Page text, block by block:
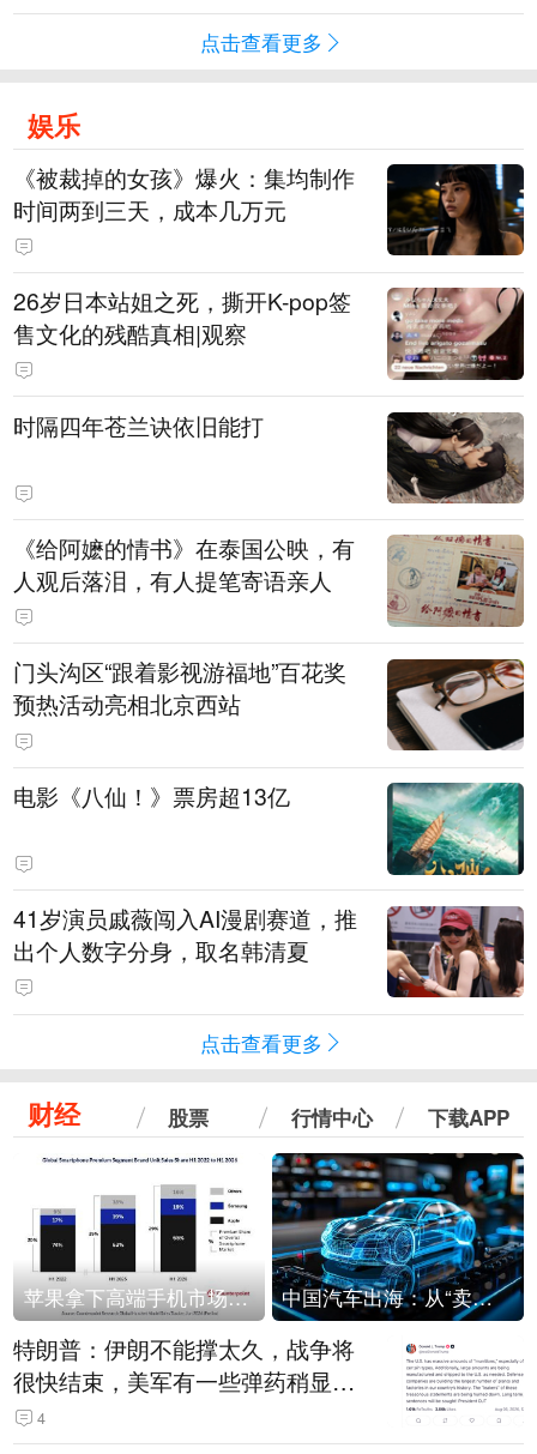
点击查看更多
娱乐
《被裁掉的女孩》爆火：集均制作
时间两到三天，成本几万元
​26岁日本站姐之死，撕开K-pop签
售文化的残酷真相|观察
时隔四年苍兰诀依旧能打
《给阿嬷的情书》在泰国公映，有
人观后落泪，有人提笔寄语亲人
门头沟区“跟着影视游福地”百花奖
预热活动亮相北京西站
电影《八仙！》票房超13亿
41岁演员戚薇闯入AI漫剧赛道，推
出个人数字分身，取名韩清夏
点击查看更多
财经 股票 行情中心 下载APP
苹果拿下高端手机市场65%的份额：iPhone 17系列功不可没 中国汽车出海：从“卖出去”到“走进去”
特朗普：伊朗不能撑太久，战争将
很快结束，美军有一些弹药稍显紧
张！伊朗公布拟议的海峡管理文本
4